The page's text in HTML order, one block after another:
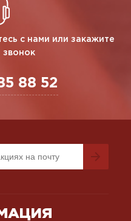
с нами или закажите
звонок
88 52